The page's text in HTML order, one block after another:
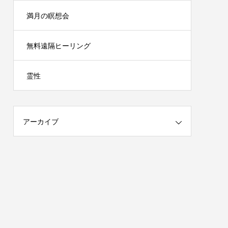
満月の瞑想会
無料遠隔ヒーリング
霊性
アーカイブ